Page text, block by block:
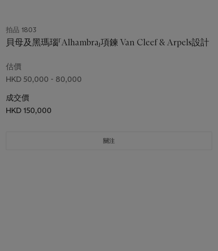
拍品 1803
貝母及黑瑪瑙「Alhambra」項鍊 Van Cleef & Arpels設計
估價
HKD 50,000 - 80,000
成交價
HKD 150,000
關注